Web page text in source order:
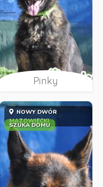
Pinky
NOWY DWÓR
MAZOWIECKI
SZUKA DOMU